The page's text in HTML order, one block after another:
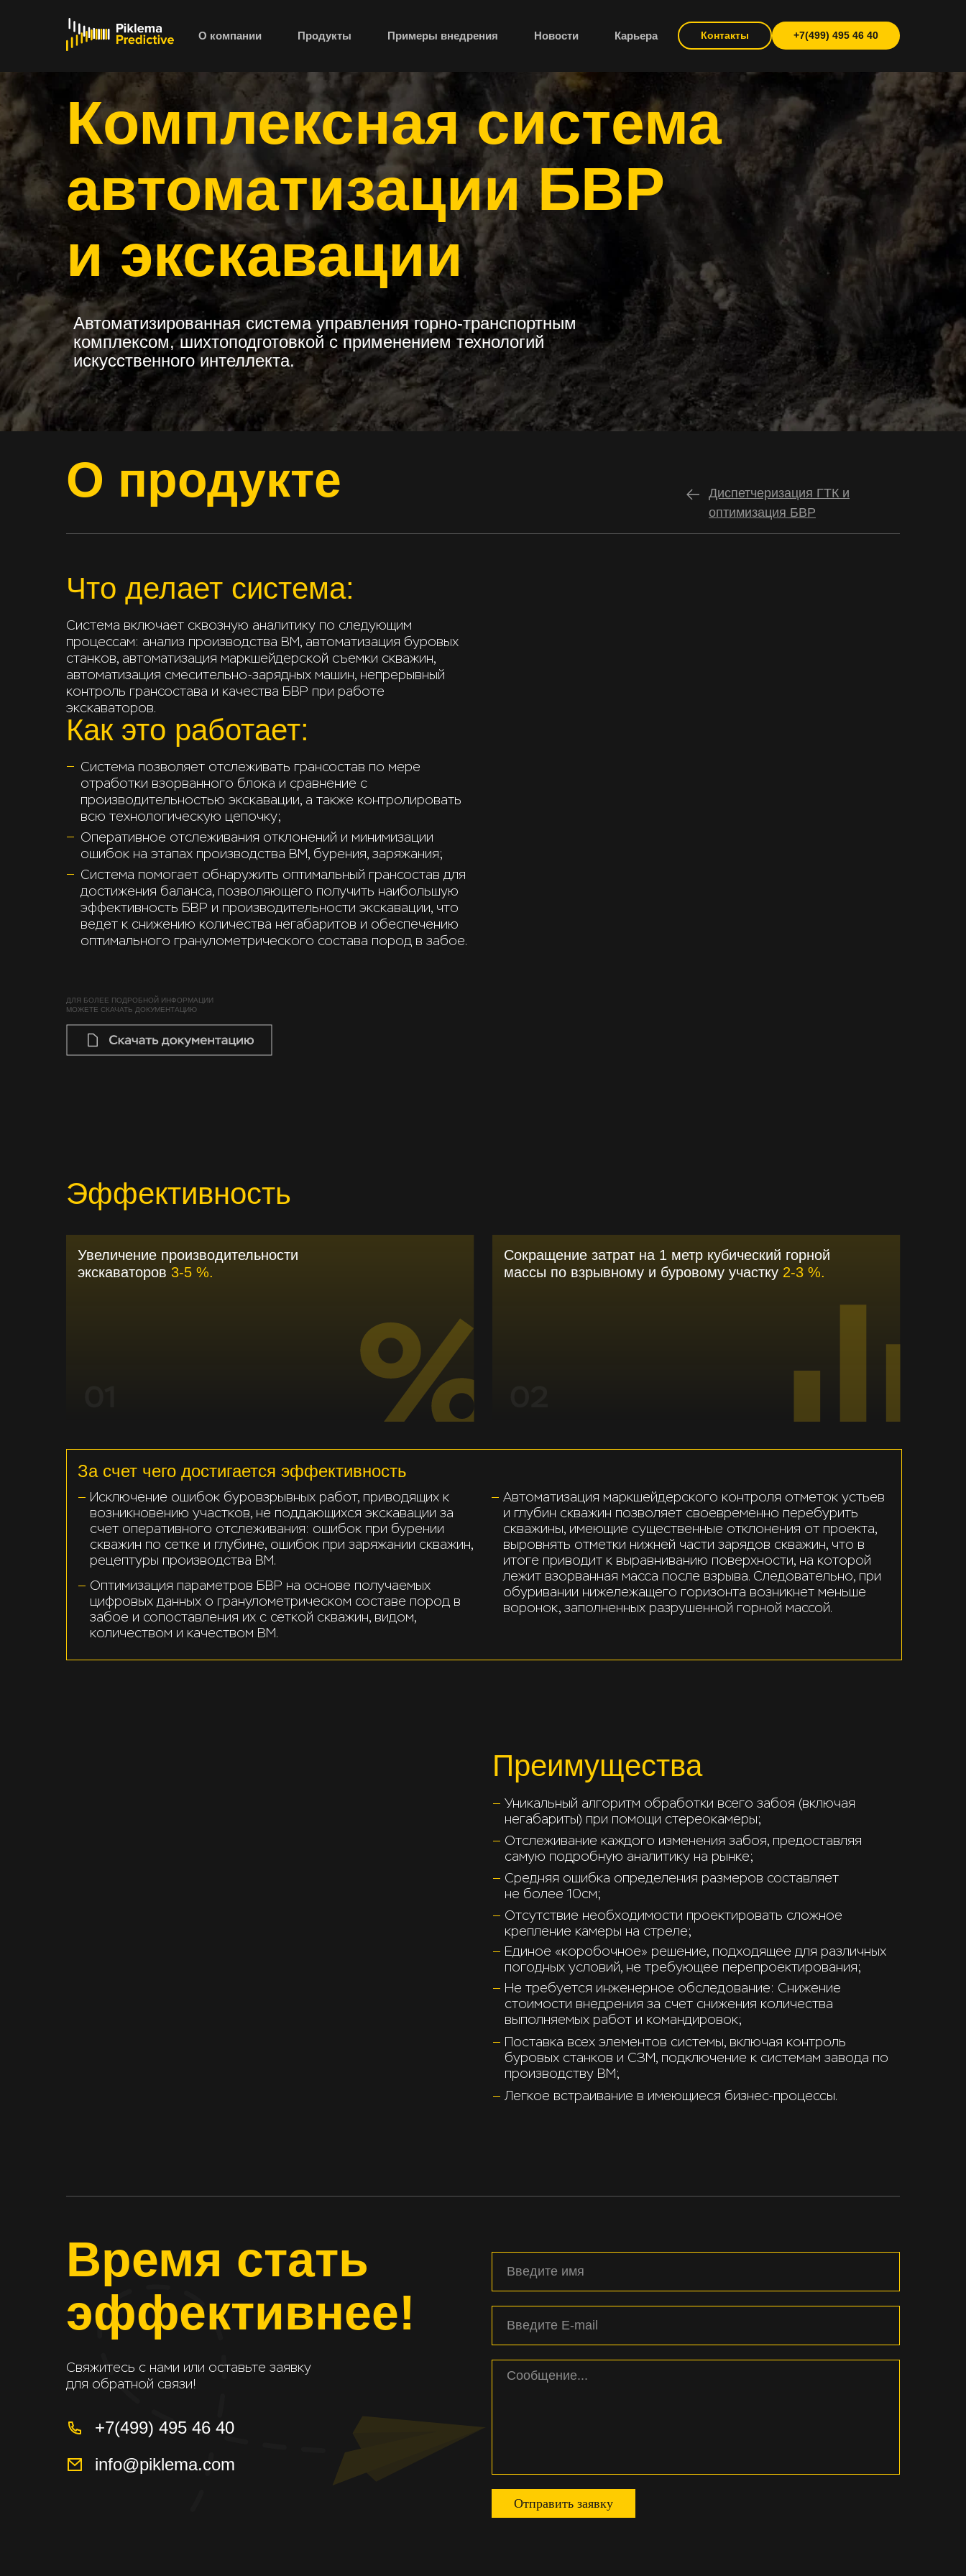
О компании Продукты Примеры внедрения Новости Карьера Контакты +7(499) 495 46 40
Комплексная система
автоматизации БВР
и экскавации
Автоматизированная система управления горно-транспортным
комплексом, шихтоподготовкой с применением технологий
искусственного интеллекта.
О продукте
Как это работает:
ДЛЯ БОЛЕЕ ПОДРОБНОЙ ИНФОРМАЦИИ
МОЖЕТЕ СКАЧАТЬ ДОКУМЕНТАЦИЮ
Что делает система:
Система включает сквозную аналитику по следующим
процессам: анализ производства ВМ, автоматизация буровых
станков, автоматизация маркшейдерской съемки скважин,
автоматизация смесительно-зарядных машин, непрерывный
контроль грансостава и качества БВР при работе
экскаваторов.
Оперативное отслеживания отклонений и минимизации
ошибок на этапах производства ВМ, бурения, заряжания;
Система помогает обнаружить оптимальный грансостав для
достижения баланса, позволяющего получить наибольшую
эффективность БВР и производительности экскавации, что
ведет к снижению количества негабаритов и обеспечению
оптимального гранулометрического состава пород в забое.
Система позволяет отслеживать грансостав по мере
отработки взорванного блока и сравнение с
производительностью экскавации, а также контролировать
всю технологическую цепочку;
Диспетчеризация ГТК и
оптимизация БВР
Эффективность
Увеличение производительности
экскаваторов 3-5 %.
Сокращение затрат на 1 метр кубический горной
массы по взрывному и буровому участку 2-3 %.
За счет чего достигается эффективность
Оптимизация параметров БВР на основе получаемых
цифровых данных о гранулометрическом составе пород в
забое и сопоставления их с сеткой скважин, видом,
количеством и качеством ВМ.
Исключение ошибок буровзрывных работ, приводящих к
возникновению участков, не поддающихся экскавации за
счет оперативного отслеживания: ошибок при бурении
скважин по сетке и глубине, ошибок при заряжании скважин,
рецептуры производства ВМ.
Автоматизация маркшейдерского контроля отметок устьев
и глубин скважин позволяет своевременно перебурить
скважины, имеющие существенные отклонения от проекта,
выровнять отметки нижней части зарядов скважин, что в
итоге приводит к выравниванию поверхности, на которой
лежит взорванная масса после взрыва. Следовательно, при
обуривании нижележащего горизонта возникнет меньше
воронок, заполненных разрушенной горной массой.
Преимущества
Уникальный алгоритм обработки всего забоя (включая
негабариты) при помощи стереокамеры;
Отслеживание каждого изменения забоя, предоставляя
самую подробную аналитику на рынке;
Средняя ошибка определения размеров составляет
не более 10см;
Легкое встраивание в имеющиеся бизнес-процессы.
Поставка всех элементов системы, включая контроль
буровых станков и СЗМ, подключение к системам завода по
производству ВМ;
Не требуется инженерное обследование: Снижение
стоимости внедрения за счет снижения количества
выполняемых работ и командировок;
Единое «коробочное» решение, подходящее для различных
погодных условий, не требующее перепроектирования;
Отсутствие необходимости проектировать сложное
крепление камеры на стреле;
Время стать
эффективнее!
Свяжитесь с нами или оставьте заявку
для обратной связи!
+7(499) 495 46 40
Отправить заявку
info@piklema.com